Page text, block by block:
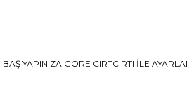
YAPINIZA GÖRE CIRTCIRTI İLE